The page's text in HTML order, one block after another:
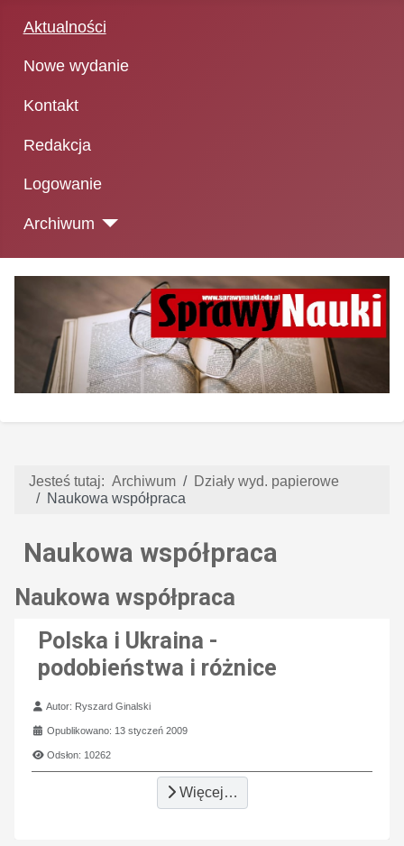
Aktualności
Nowe wydanie
Kontakt
Redakcja
Logowanie
Archiwum
Jesteś tutaj: Archiwum
Działy wyd. papierowe
Naukowa współpraca
Naukowa współpraca
Naukowa współpraca
Polska i Ukraina -
podobieństwa i różnice
Szczegóły
Autor: Ryszard Ginalski
Opublikowano: 13 styczeń 2009
Odsłon: 10262
Więcej…